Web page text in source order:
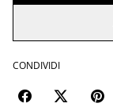
CONDIVIDI